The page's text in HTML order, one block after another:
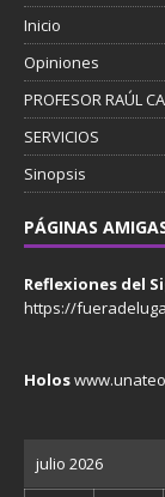
Inicio
Opiniones
PROFESOR RAÚL
SERVICIOS
Sinopsis
PÁGINAS
Reflexiones del
https://
Holos
julio 2026